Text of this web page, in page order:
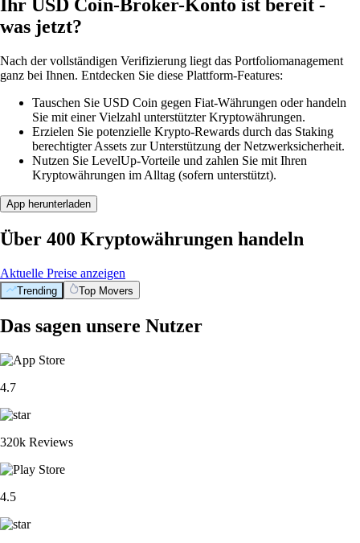
Ihr USD Coin-Broker-Konto ist bereit -
was jetzt?
Nach der vollständigen Verifizierung liegt das Portfoliomanagement
ganz bei Ihnen. Entdecken Sie diese Plattform-Features:
Tauschen Sie USD Coin gegen Fiat-Währungen oder handeln
Sie mit einer Vielzahl unterstützter Kryptowährungen.
Erzielen Sie potenzielle Krypto-Rewards durch das Staking
berechtigter Assets zur Unterstützung der Netzwerksicherheit.
Nutzen Sie LevelUp-Vorteile und zahlen Sie mit Ihren
Kryptowährungen im Alltag (sofern unterstützt).
App herunterladen
Über 400 Kryptowährungen handeln
Aktuelle Preise anzeigen
Trending Top Movers
Das sagen unsere Nutzer
4.7
320k Reviews
4.5